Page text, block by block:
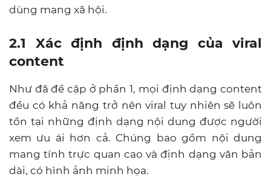
dùng mạng xã hội.
2.1 Xác định định dạng của viral
content
Như đã đề cập ở phần 1, mọi định dạng content
đều có khả năng trở nên viral tuy nhiên sẽ luôn
tồn tại những định dạng nội dung được người
xem ưu ái hơn cả. Chúng bao gồm nội dung
mang tính trực quan cao và định dạng văn bản
dài, có hình ảnh minh họa.